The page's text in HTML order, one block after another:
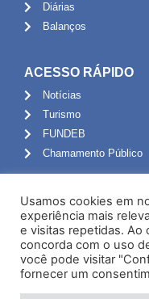
Diárias
Balanços
ACESSO RÁPIDO
Notícias
Turismo
FUNDEB
Chamamento Público
Portal do Servidor
Webmail
Administração
Usamos cookies em
experiência mais
e visitas repetidas. Ao
concorda com o uso
você pode visitar
fornecer um